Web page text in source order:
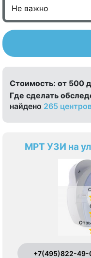
Стоимость: от 500
Где сделать
найдено 265
МРТ УЗИ на
+7(495)822-49-